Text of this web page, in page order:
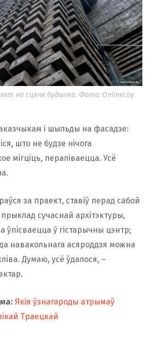
на сцяне будынка. Фота: Onliner.by
і шыльды на фасадзе:
што не будзе нічога
мігціць, пераліваецца. Усё
за праект, ставіў перад сабой
сучаснай архітэктуры,
ўпісваецца ў гістарычны цэнтр;
навакольнага асяроддзя можна
Думаю, усё ўдалося, –
Якія ўзнагароды атрымаў
Траецкай